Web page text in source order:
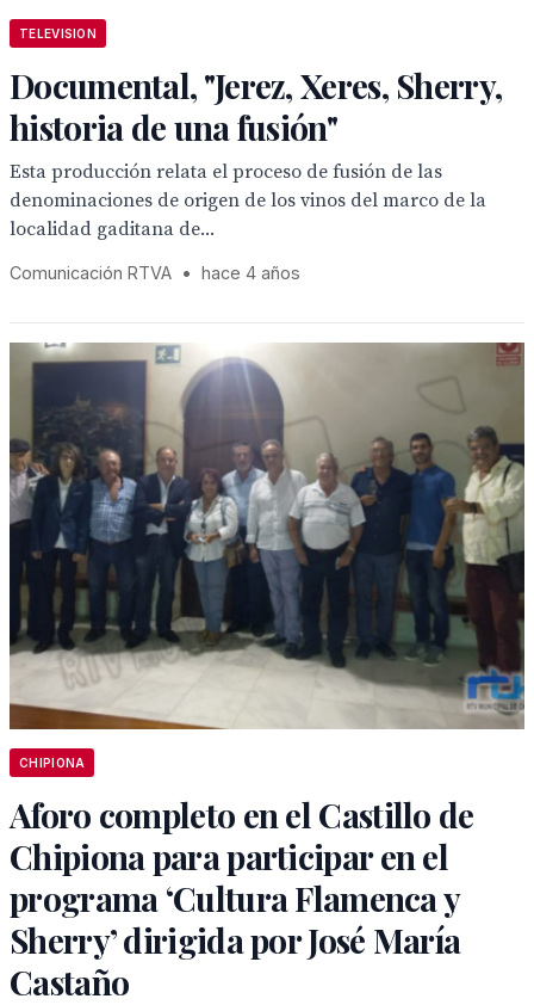
TELEVISION
Documental, "Jerez, Xeres, Sherry,
historia de una fusión"
Esta producción relata el proceso de fusión de las
denominaciones de origen de los vinos del marco de la
localidad gaditana de...
Comunicación RTVA • hace 4 años
CHIPIONA
Aforo completo en el Castillo de
Chipiona para participar en el
programa ‘Cultura Flamenca y
Sherry’ dirigida por José María
Castaño